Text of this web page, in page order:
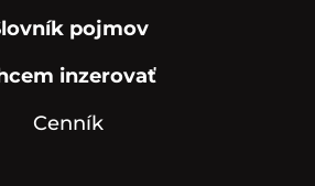
pojmov
inzerovať
Cenník